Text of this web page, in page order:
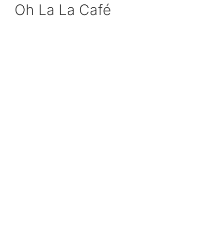
Oh La La Café